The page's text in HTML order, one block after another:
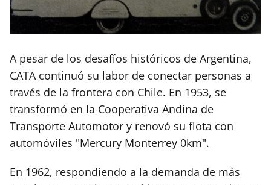
A pesar de los desafíos históricos de Argentina,
CATA continuó su labor de conectar personas a
través de la frontera con Chile. En 1953, se
transformó en la Cooperativa Andina de
Transporte Automotor y renovó su flota con
automóviles "Mercury Monterrey 0km".
En 1962, respondiendo a la demanda de más